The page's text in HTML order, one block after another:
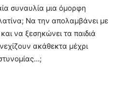
συναυλία μια όμορφη
Να την απολαμβάνει με
να ξεσηκώνει τα παιδιά
ακάθεκτα μέχρι